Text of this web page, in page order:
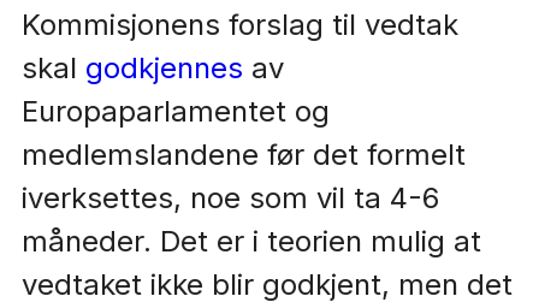
Kommisjonens forslag til vedtak
skal godkjennes av
Europaparlamentet og
medlemslandene før det formelt
iverksettes, noe som vil ta 4-6
måneder. Det er i teorien mulig at
vedtaket ikke blir godkjent, men det